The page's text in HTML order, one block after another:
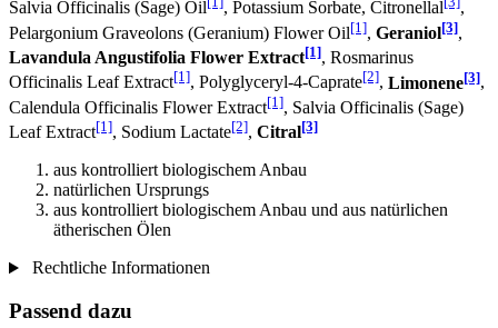
Salvia Officinalis (Sage) Oil
, Potassium Sorbate, Citronellal
,
Pelargonium Graveolons (Geranium) Flower Oil[1], Geraniol[3],
Lavandula Angustifolia Flower Extract[1], Rosmarinus
Officinalis Leaf Extract[1], Polyglyceryl-4-Caprate[2], Limonene[3],
Calendula Officinalis Flower Extract[1], Salvia Officinalis (Sage)
Leaf Extract[1], Sodium Lactate[2], Citral[3]
aus kontrolliert biologischem Anbau
natürlichen Ursprungs
aus kontrolliert biologischem Anbau und aus natürlichen
ätherischen Ölen
Rechtliche Informationen
Passend dazu